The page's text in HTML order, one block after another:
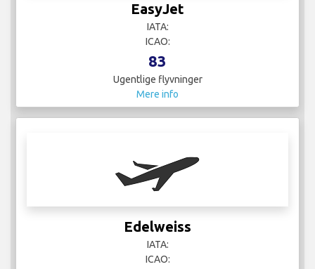
EasyJet
IATA:
ICAO:
83
Ugentlige flyvninger
Mere info
Edelweiss
IATA:
ICAO: